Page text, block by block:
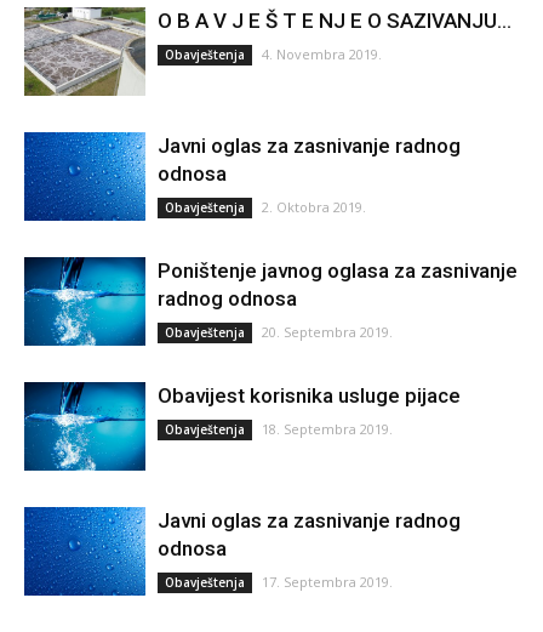
O B A V J E Š T E NJ E O SAZIVANJU...
Obavještenja 4. Novembra 2019.
Javni oglas za zasnivanje radnog
odnosa
Obavještenja 2. Oktobra 2019.
Poništenje javnog oglasa za zasnivanje
radnog odnosa
Obavještenja 20. Septembra 2019.
Obavijest korisnika usluge pijace
Obavještenja 18. Septembra 2019.
Javni oglas za zasnivanje radnog
odnosa
Obavještenja 17. Septembra 2019.